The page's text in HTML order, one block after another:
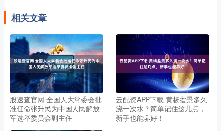
相关文章
股速查官网 全国人大常委会批
准任命张升民为中国人民解放
军选举委员会副主任
云配资APP下载 黄杨盆景多久
浇一次水？简单记住这几点，
新手也能养好！